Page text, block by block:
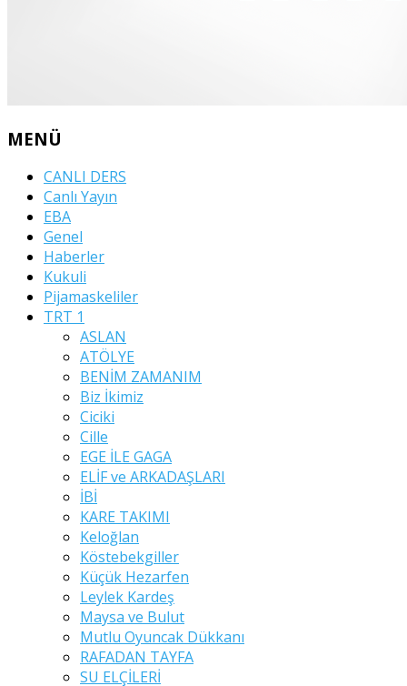
MENÜ
CANLI DERS
Canlı Yayın
EBA
Genel
Haberler
Kukuli
Pijamaskeliler
TRT 1
ASLAN
ATÖLYE
BENİM ZAMANIM
Biz İkimiz
Ciciki
Cille
EGE İLE GAGA
ELİF ve ARKADAŞLARI
İBİ
KARE TAKIMI
Keloğlan
Köstebekgiller
Küçük Hezarfen
Leylek Kardeş
Maysa ve Bulut
Mutlu Oyuncak Dükkanı
RAFADAN TAYFA
SU ELÇİLERİ